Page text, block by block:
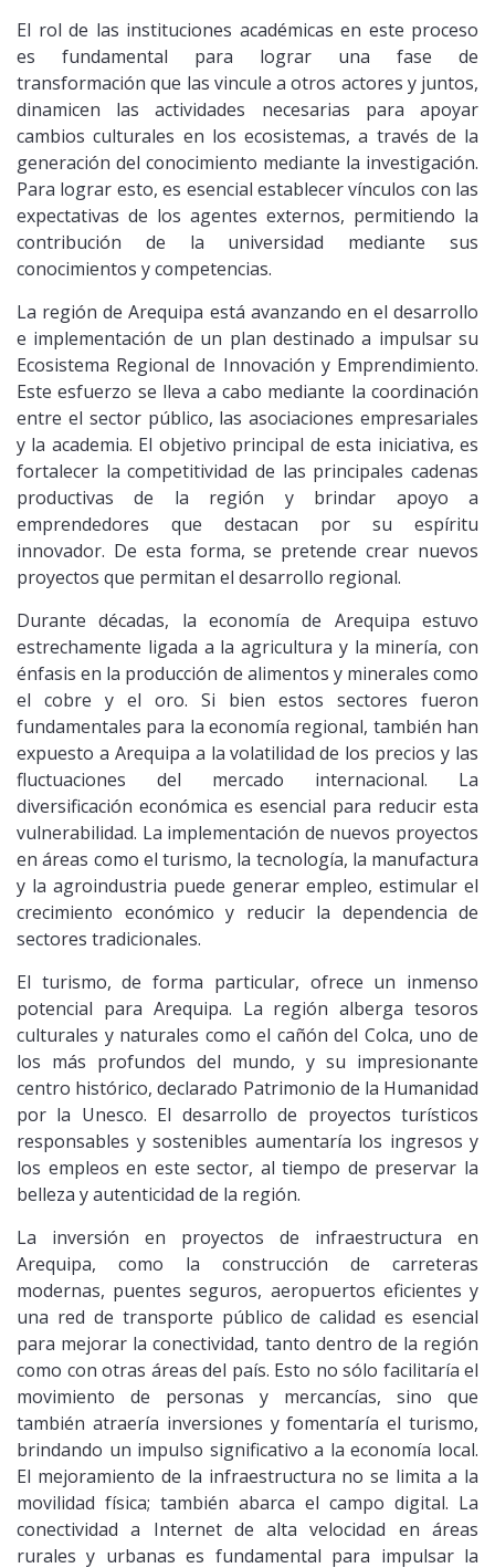
El rol de las instituciones académicas en este proceso
es fundamental para lograr una fase de
transformación que las vincule a otros actores y juntos,
dinamicen las actividades necesarias para apoyar
cambios culturales en los ecosistemas, a través de la
generación del conocimiento mediante la investigación.
Para lograr esto, es esencial establecer vínculos con las
expectativas de los agentes externos, permitiendo la
contribución de la universidad mediante sus
conocimientos y competencias.
La región de Arequipa está avanzando en el desarrollo
e implementación de un plan destinado a impulsar su
Ecosistema Regional de Innovación y Emprendimiento.
Este esfuerzo se lleva a cabo mediante la coordinación
entre el sector público, las asociaciones empresariales
y la academia. El objetivo principal de esta iniciativa, es
fortalecer la competitividad de las principales cadenas
productivas de la región y brindar apoyo a
emprendedores que destacan por su espíritu
innovador. De esta forma, se pretende crear nuevos
proyectos que permitan el desarrollo regional.
Durante décadas, la economía de Arequipa estuvo
estrechamente ligada a la agricultura y la minería, con
énfasis en la producción de alimentos y minerales como
el cobre y el oro. Si bien estos sectores fueron
fundamentales para la economía regional, también han
expuesto a Arequipa a la volatilidad de los precios y las
fluctuaciones del mercado internacional. La
diversificación económica es esencial para reducir esta
vulnerabilidad. La implementación de nuevos proyectos
en áreas como el turismo, la tecnología, la manufactura
y la agroindustria puede generar empleo, estimular el
crecimiento económico y reducir la dependencia de
sectores tradicionales.
El turismo, de forma particular, ofrece un inmenso
potencial para Arequipa. La región alberga tesoros
culturales y naturales como el cañón del Colca, uno de
los más profundos del mundo, y su impresionante
centro histórico, declarado Patrimonio de la Humanidad
por la Unesco. El desarrollo de proyectos turísticos
responsables y sostenibles aumentaría los ingresos y
los empleos en este sector, al tiempo de preservar la
belleza y autenticidad de la región.
La inversión en proyectos de infraestructura en
Arequipa, como la construcción de carreteras
modernas, puentes seguros, aeropuertos eficientes y
una red de transporte público de calidad es esencial
para mejorar la conectividad, tanto dentro de la región
como con otras áreas del país. Esto no sólo facilitaría el
movimiento de personas y mercancías, sino que
también atraería inversiones y fomentaría el turismo,
brindando un impulso significativo a la economía local.
El mejoramiento de la infraestructura no se limita a la
movilidad física; también abarca el campo digital. La
conectividad a Internet de alta velocidad en áreas
rurales y urbanas es fundamental para impulsar la